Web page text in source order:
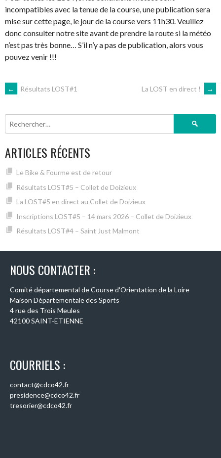
incompatibles avec la tenue de la course, une publication sera
mise sur cette page, le jour de la course vers 11h30. Veuillez
donc consulter notre site avant de prendre la route si la météo
n’est pas très bonne… S’il n’y a pas de publication, alors vous
pouvez venir !!!
NAVIGATION
DES
ARTICLES
← Résultats LOST#1 La LOST en direct ! →
Rechercher :
ARTICLES RÉCENTS
Le Bike & Fourme est de retour
Résultats LOST#5 – Collet de Doizieux
La LOST#5 en direct au Collet de Doizieux
Inscriptions LOST#5 – 14 mars 2026 – Collet de Doizieux
Résultats LOST#4 – Saint Just Malmont
NOUS CONTACTER :
Comité départemental de Course d'Orientation de la Loire
Maison Départementale des Sports
4 rue des Trois Meules
42100 SAINT-ETIENNE
COURRIELS :
contact@cdco42.fr
presidence@cdco42.fr
tresorier@cdco42.fr